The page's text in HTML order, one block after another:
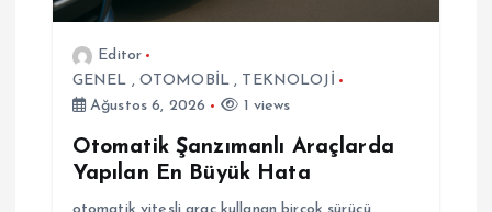
e
Editor
GENEL , OTOMOBİL , TEKNOLOJİ
Ağustos 6, 2026
1 views
Otomatik Şanzımanlı Araçlarda
Yapılan En Büyük Hata